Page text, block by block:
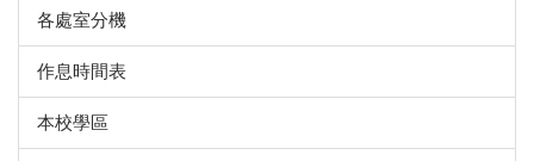
各處室分機
作息時間表
本校學區